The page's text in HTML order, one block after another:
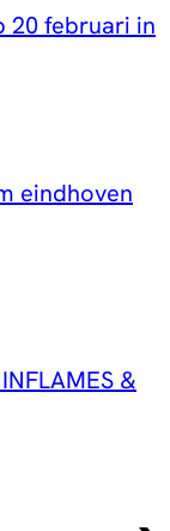
20 februari in
eindhoven
&